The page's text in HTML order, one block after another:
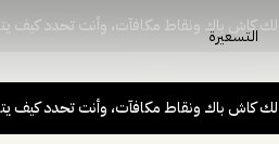
التسعيرة
كاش باك ونقاط مكافآت، وأنت تحدد كيف
كاش باك ونقاط مكافآت، وأنت تحدد كيف